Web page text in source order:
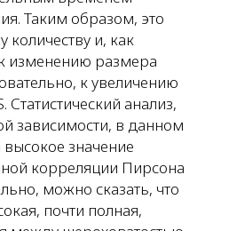
Таким образом, это
и, как
изменению размера
к увеличению
Статистический анализ,
зависимости, в данном
высокое значение
корреляции Пирсона
можно сказать, что
почти полная,